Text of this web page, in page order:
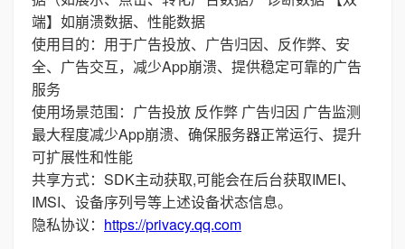
端】如崩溃数据、性能数据
使用目的：用于广告投放、广告归因、反作弊、安
全、广告交互，减少App崩溃、提供稳定可靠的广告
服务
使用场景范围：广告投放 反作弊 广告归因 广告监测
最大程度减少App崩溃、确保服务器正常运行、提升
可扩展性和性能
共享方式：SDK主动获取,可能会在后台获取IMEI、
IMSI、设备序列号等上述设备状态信息。
隐私协议： https://privacy.qq.com